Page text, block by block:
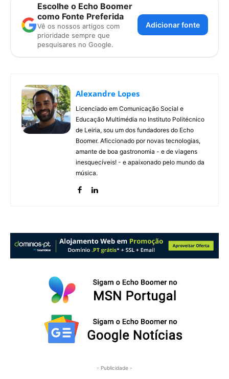
Escolhe o Echo Boomer
como Fonte Preferida
Vê os nossos artigos com
prioridade sempre que
pesquisares no Google.
Adicionar fonte
Alexandre Lopes
Licenciado em Comunicação Social e
Educação Multimédia no Instituto Politécnico
de Leiria, sou um dos fundadores do Echo
Boomer. Aficcionado por novas tecnologias,
amante de boa gastronomia - e de viagens
inesquecíveis! - e apaixonado pelo mundo da
música.
- Publicidade -